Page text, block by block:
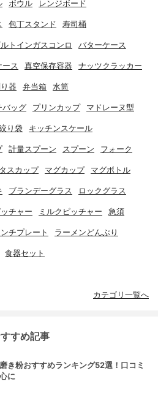
ボウル レンジボード
包丁スタンド 寿司桶
ルトインガスコンロ バターケース
ース 真空保存容器 ナッツクラッカー
器 弁当箱 水筒
バッグ プリンカップ マドレーヌ型
り袋 キッチンスケール
計量スプーン スプーン フォーク
スカップ マグカップ マグボトル
ブランデーグラス ロックグラス
ッチャー ミルクピッチャー 急須
チプレート ラーメンどんぶり
食器セット
カテゴリ一覧へ
すめ記事
き粉おすすめランキング52選！口コミ
に